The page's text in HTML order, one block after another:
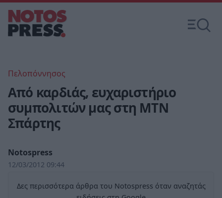
Πελοπόννησος
Από καρδιάς, ευχαριστήριο
συμπολιτών μας στη ΜΤΝ
Σπάρτης
Notospress
12/03/2012 09:44
Δες περισσότερα άρθρα του Notospress όταν αναζητάς